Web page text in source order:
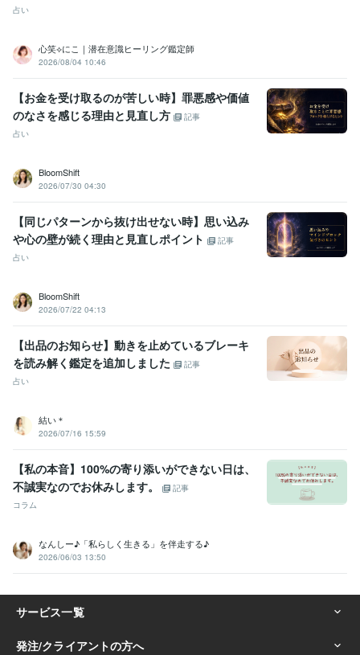
占い
心笑⟡にこ｜潜在意識ヒーリング鑑定師
2026/08/04 10:46
【お金を受け取るのが苦しい時】罪悪感や価値
のなさを感じる理由と見直し方
記事
占い
BloomShift
2026/07/30 04:30
【同じパターンから抜け出せない時】思い込み
や心の壁が続く理由と見直しポイント
記事
占い
BloomShift
2026/07/22 04:13
【出品のお知らせ】動きを止めているブレーキ
を読み解く鑑定を追加しました
記事
占い
結い＊
2026/07/16 15:59
【私の本音】100%の寄り添いができない日は、
不誠実なのでお休みします。
記事
コラム
なんしー♪「私らしく生きる」を伴走する♪
2026/06/03 13:50